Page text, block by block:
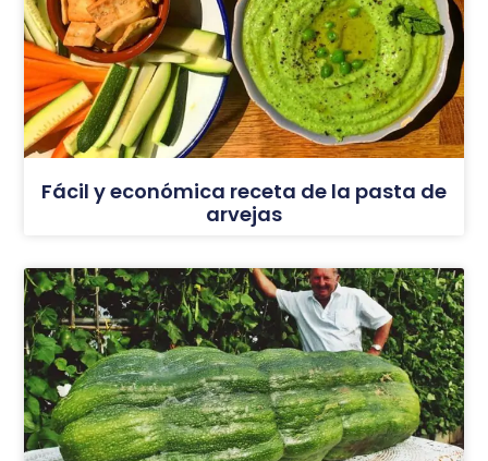
Fácil y económica receta de la pasta de
arvejas